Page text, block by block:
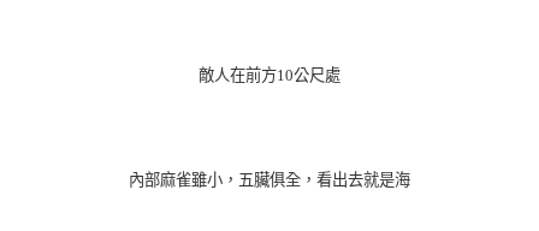
敵人在前方10公尺處
內部麻雀雖小，五臟俱全，看出去就是海